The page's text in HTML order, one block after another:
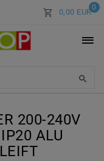
0
0,00 EUR
200-240V
ALU